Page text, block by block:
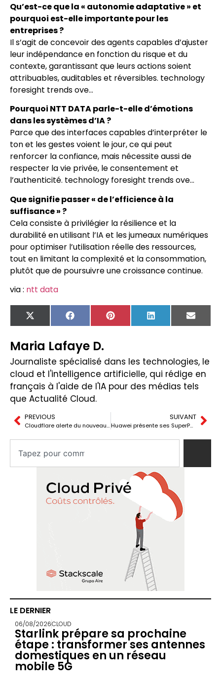
Qu’est-ce que la « autonomie adaptative » et
pourquoi est-elle importante pour les
entreprises ?
Il s’agit de concevoir des agents capables d’ajuster
leur indépendance en fonction du risque et du
contexte, garantissant que leurs actions soient
attribuables, auditables et réversibles. technology
foresight trends ove…
Pourquoi NTT DATA parle-t-elle d’émotions
dans les systèmes d’IA ?
Parce que des interfaces capables d’interpréter le
ton et les gestes voient le jour, ce qui peut
renforcer la confiance, mais nécessite aussi de
respecter la vie privée, le consentement et
l’authenticité. technology foresight trends ove…
Que signifie passer « de l’efficience à la
suffisance » ?
Cela consiste à privilégier la résilience et la
durabilité en utilisant l’IA et les jumeaux numériques
pour optimiser l’utilisation réelle des ressources,
tout en limitant la complexité et la consommation,
plutôt que de poursuivre une croissance continue.
via : ntt data
X
(Twitter)
FacebookPinterest LinkedIn Email
Maria Lafaye D.
Journaliste spécialisé dans les technologies, le
cloud et l'intelligence artificielle, qui rédige en
français à l'aide de l'IA pour des médias tels
que Actualité Cloud.
PREVIOUS
Cloudflare alerte du nouveau schéma d’attaque : ils ne « cambriolent » plus, mais « se connectent » maintenant
SUIVANT
Huawei présente ses SuperPoD au MWC 2026 : des clusters jusqu’à 8 192 NPU, une faible latence et un engagement en faveur de l’open source pour l’ère de l’IA
LE DERNIER
06/08/2026CLOUD
Starlink prépare sa prochaine
étape : transformer ses antennes
domestiques en un réseau
mobile 5G